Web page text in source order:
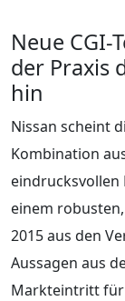
Neue CGI-
der Praxis
hin
Nissan scheint
Kombination
eindrucksvollen
einem
2015 aus den
Aussagen aus
Markteintritt für